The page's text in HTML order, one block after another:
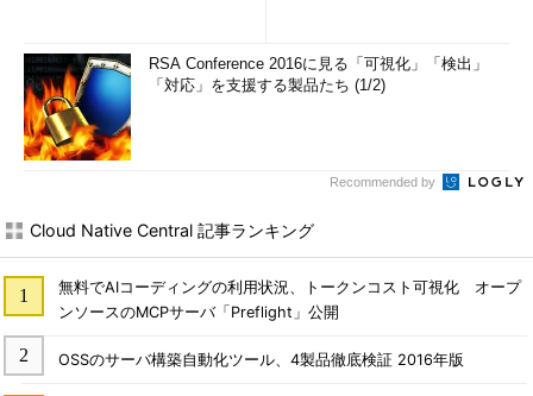
RSA Conference 2016に見る「可視化」「検出」
「対応」を支援する製品たち (1/2)
Recommended by
Cloud Native Central 記事ランキング
無料でAIコーディングの利用状況、トークンコスト可視化 オープ
ンソースのMCPサーバ「Preflight」公開
OSSのサーバ構築自動化ツール、4製品徹底検証 2016年版